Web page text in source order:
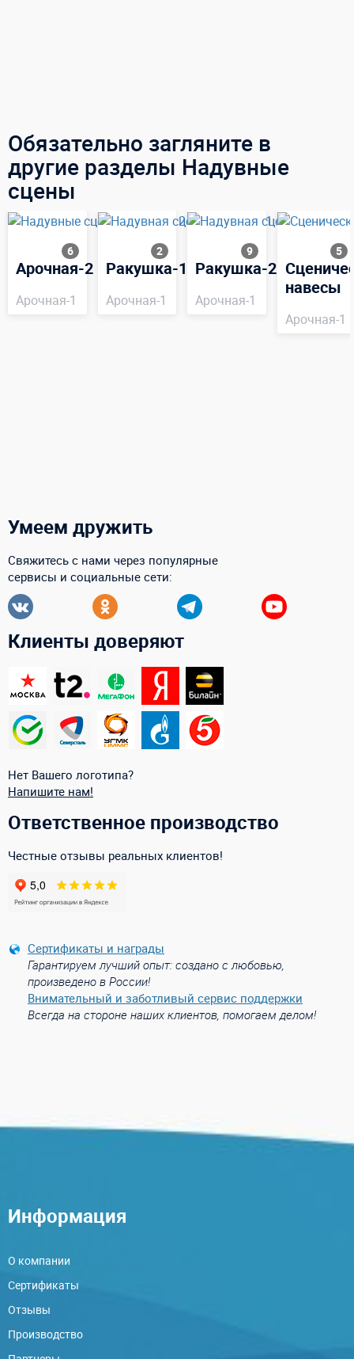
Обязательно загляните в
другие разделы Надувные
сцены
6
Арочная-2
Арочная-1
2
Ракушка-1
Арочная-1
9
Ракушка-2
Арочная-1
5
навесы
Арочная-1
Умеем дружить
Свяжитесь с нами через популярные
сервисы и социальные сети:
Клиенты доверяют
Нет Вашего логотипа?
Напишите нам!
Ответственное производство
Честные отзывы реальных клиентов!
Сертификаты и награды
Гарантируем лучший опыт: создано с любовью,
произведено в России!
Внимательный и заботливый сервис поддержки
Всегда на стороне наших клиентов, помогаем делом!
Информация
О компании
Сертификаты
Отзывы
Производство